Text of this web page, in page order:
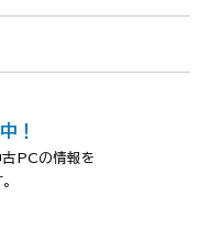
！
古PCの情報を